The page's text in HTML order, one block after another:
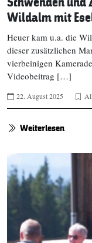
Wildalm mit
Heuer kam u.a. die
dieser zusätzlichen
vierbeinigen
Videobeitrag […]
22. August 2025
Weiterlesen